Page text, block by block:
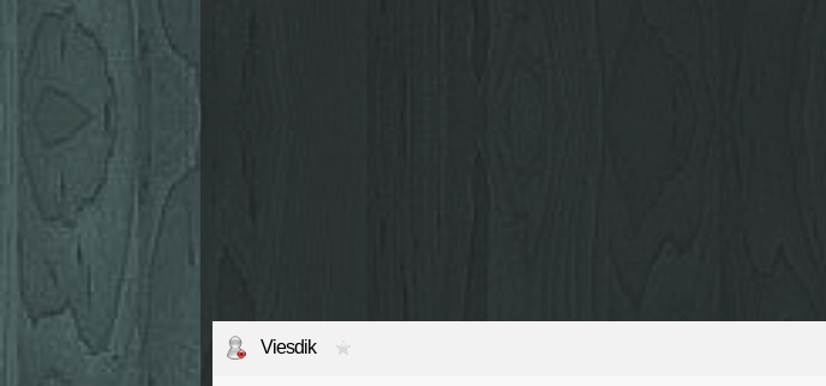
Viesdik